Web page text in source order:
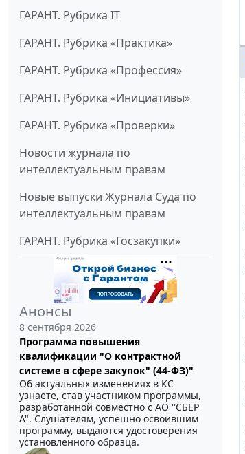
ГАРАНТ. Рубрика IT
ГАРАНТ. Рубрика «Практика»
ГАРАНТ. Рубрика «Профессия»
ГАРАНТ. Рубрика «Инициативы»
ГАРАНТ. Рубрика «Проверки»
Новости журнала по
интеллектуальным правам
Новые выпуски Журнала Суда по
интеллектуальным правам
ГАРАНТ. Рубрика «Госзакупки»
Анонсы
8 сентября 2026
Программа повышения
квалификации "О контрактной
системе в сфере закупок" (44-ФЗ)"
Об актуальных изменениях в КС
узнаете, став участником программы,
разработанной совместно с АО ''СБЕР
А". Слушателям, успешно освоившим
программу, выдаются удостоверения
установленного образца.